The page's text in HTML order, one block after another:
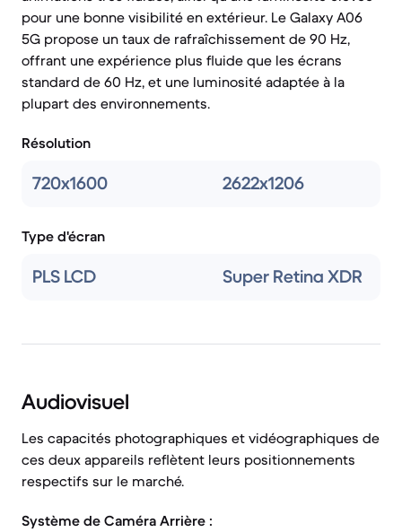
pour une bonne visibilité en extérieur. Le Galaxy A06
5G propose un taux de rafraîchissement de 90 Hz,
offrant une expérience plus fluide que les écrans
standard de 60 Hz, et une luminosité adaptée à la
plupart des environnements.
Résolution
720x1600 2622x1206
Type d'écran
PLS LCD Super Retina XDR
Audiovisuel
Les capacités photographiques et vidéographiques de
ces deux appareils reflètent leurs positionnements
respectifs sur le marché.
Système de Caméra Arrière :